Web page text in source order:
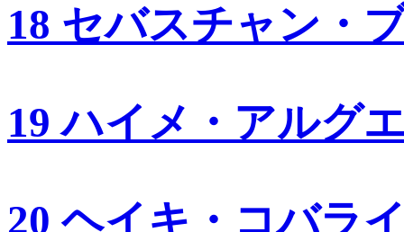
18 セバスチャン・
19 ハイメ・アルグ
20 ヘイキ・コバラ